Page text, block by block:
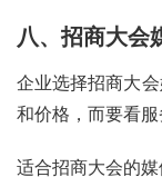
八、招商大会
企业选择招商大
和价格，而要看服
适合招商大会的媒